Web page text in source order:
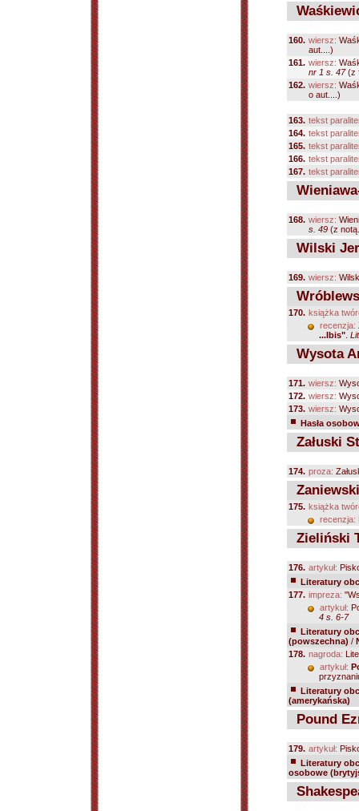
160. wiersz:
aut....)
161. wiersz:
nr 1 s. 47(z
162. wiersz:
o aut....)
163. tekst
164. tekst
165. tekst
166. tekst
167. tekst
168. wiersz:
s. 49 (z
Wilski
169. wiersz:
170. książka
recenzja:
...Ibis"
Wysota
171. wiersz:
172. wiersz:
173. wiersz:
Hasła
Załuski
174. proza:
175. książka
recenzja:
Zieliński
176. artykuł:
Literatury
177. impreza:
artykuł:
4 s. 6-7
Literatury
(powszechna) /
178. nagroda:
artykuł:
Literatury
(amerykańska)
Pound
179. artykuł:
Literatury
osobowe